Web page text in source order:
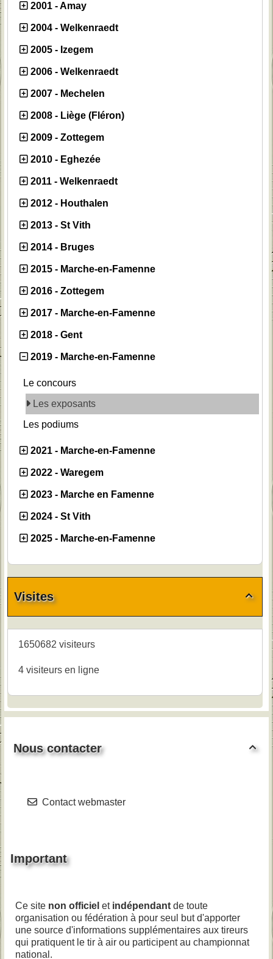
2001 - Amay
2004 - Welkenraedt
2005 - Izegem
2006 - Welkenraedt
2007 - Mechelen
2008 - Liège (Fléron)
2009 - Zottegem
2010 - Eghezée
2011 - Welkenraedt
2012 - Houthalen
2013 - St Vith
2014 - Bruges
2015 - Marche-en-Famenne
2016 - Zottegem
2017 - Marche-en-Famenne
2018 - Gent
2019 - Marche-en-Famenne
Le concours
Les exposants
Les podiums
2021 - Marche-en-Famenne
2022 - Waregem
2023 - Marche en Famenne
2024 - St Vith
2025 - Marche-en-Famenne

Visites
1650682 visiteurs
4 visiteurs en ligne

Nous contacter
Contact webmaster
Important
Ce site non officiel et indépendant de toute
organisation ou fédération à pour seul but d'apporter
une source d'informations supplémentaires aux tireurs
qui pratiquent le tir à air ou participent au championnat
national.